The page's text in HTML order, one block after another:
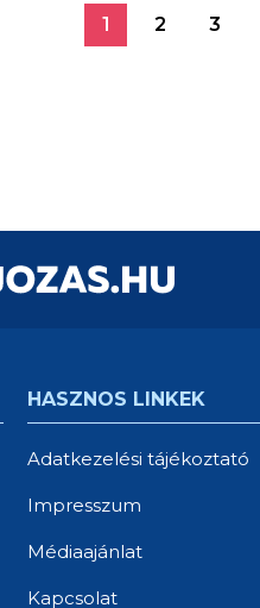
1 2 3
HASZNOS LINKEK
Adatkezelési tájékoztató
Impresszum
Médiaajánlat
Kapcsolat